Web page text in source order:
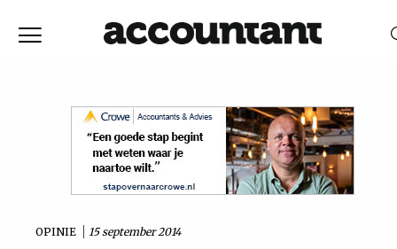
Vaktechniek
OPINIE 15 september 2014
RELEVANTIEDATUM